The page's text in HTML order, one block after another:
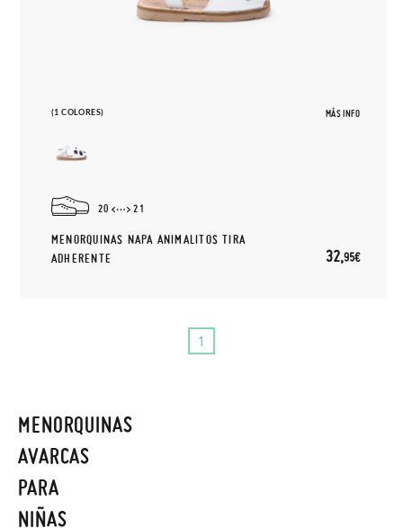
(1 COLORES) MÁS INFO
20 21
MENORQUINAS NAPA ANIMALITOS TIRA
ADHERENTE
32,95€
1
MENORQUINAS
AVARCAS
PARA
NIÑAS